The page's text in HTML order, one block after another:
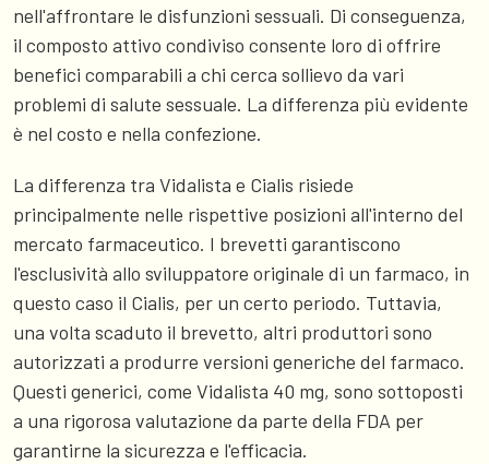
nell'affrontare le disfunzioni sessuali. Di conseguenza,
il composto attivo condiviso consente loro di offrire
benefici comparabili a chi cerca sollievo da vari
problemi di salute sessuale. La differenza più evidente
è nel costo e nella confezione.
La differenza tra Vidalista e Cialis risiede
principalmente nelle rispettive posizioni all'interno del
mercato farmaceutico. I brevetti garantiscono
l'esclusività allo sviluppatore originale di un farmaco, in
questo caso il Cialis, per un certo periodo. Tuttavia,
una volta scaduto il brevetto, altri produttori sono
autorizzati a produrre versioni generiche del farmaco.
Questi generici, come Vidalista 40 mg, sono sottoposti
a una rigorosa valutazione da parte della FDA per
garantirne la sicurezza e l'efficacia.